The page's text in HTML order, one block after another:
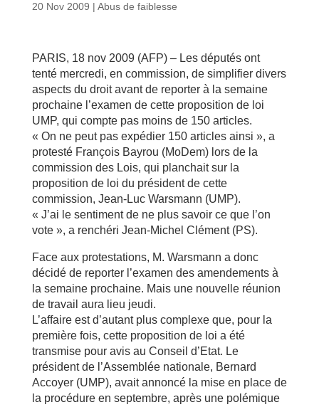
20 Nov 2009 | Abus de faiblesse
PARIS, 18 nov 2009 (AFP) – Les députés ont
tenté mercredi, en commission, de simplifier divers
aspects du droit avant de reporter à la semaine
prochaine l’examen de cette proposition de loi
UMP, qui compte pas moins de 150 articles.
« On ne peut pas expédier 150 articles ainsi », a
protesté François Bayrou (MoDem) lors de la
commission des Lois, qui planchait sur la
proposition de loi du président de cette
commission, Jean-Luc Warsmann (UMP).
« J’ai le sentiment de ne plus savoir ce que l’on
vote », a renchéri Jean-Michel Clément (PS).
Face aux protestations, M. Warsmann a donc
décidé de reporter l’examen des amendements à
la semaine prochaine. Mais une nouvelle réunion
de travail aura lieu jeudi.
L’affaire est d’autant plus complexe que, pour la
première fois, cette proposition de loi a été
transmise pour avis au Conseil d’Etat. Le
président de l’Assemblée nationale, Bernard
Accoyer (UMP), avait annoncé la mise en place de
la procédure en septembre, après une polémique